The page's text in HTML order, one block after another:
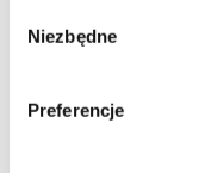
zgody
Niezbędne
Preferencje
Minionki i
Minionki ruszają w
grozy. Mali pomocnicy